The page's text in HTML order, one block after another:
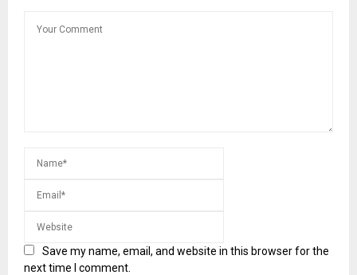
Save my name, email, and website in this browser for the
next time I comment.